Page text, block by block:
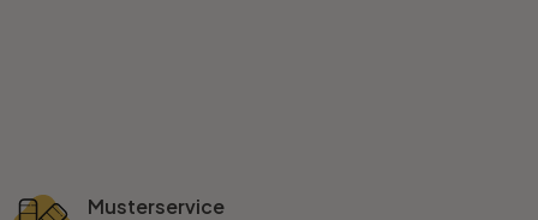
Musterservice